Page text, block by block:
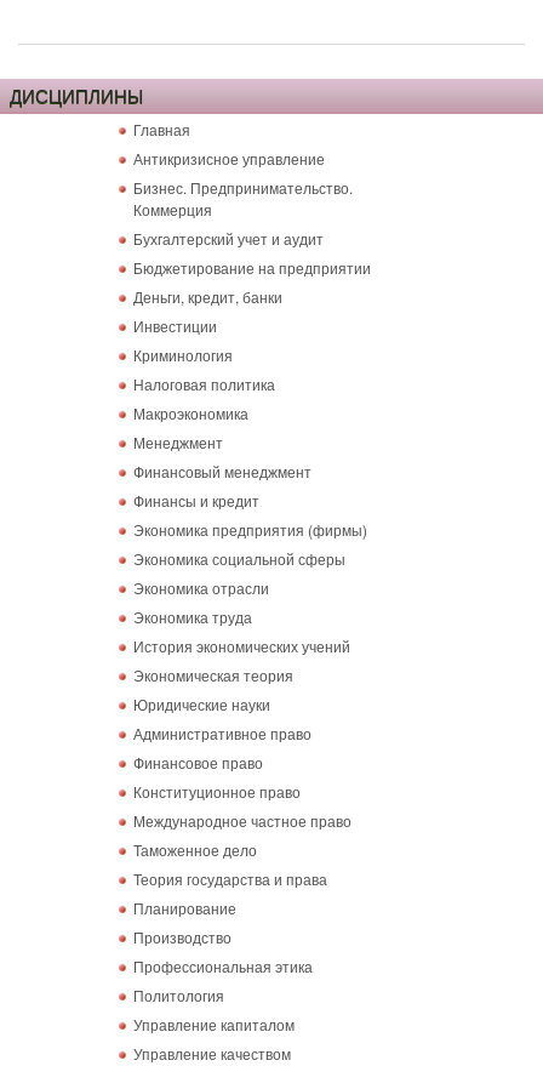
ДИСЦИПЛИНЫ
Главная
Антикризисное управление
Бизнес. Предпринимательство.
Коммерция
Бухгалтерский учет и аудит
Бюджетирование на предприятии
Деньги, кредит, банки
Инвестиции
Криминология
Налоговая политика
Макроэкономика
Менеджмент
Финансовый менеджмент
Финансы и кредит
Экономика предприятия (фирмы)
Экономика социальной сферы
Экономика отрасли
Экономика труда
История экономических учений
Экономическая теория
Юридические науки
Административное право
Финансовое право
Конституционное право
Международное частное право
Таможенное дело
Теория государства и права
Планирование
Производство
Профессиональная этика
Политология
Управление капиталом
Управление качеством